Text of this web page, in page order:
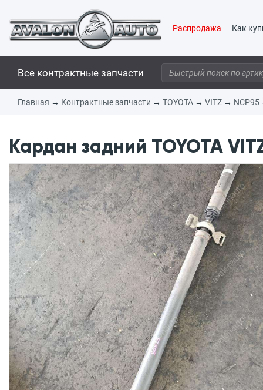
Распродажа Как
Все контрактные запчасти
Главная → Контрактные запчасти → TOYOTA → VITZ → NCP95
Кардан задний TOYOTA